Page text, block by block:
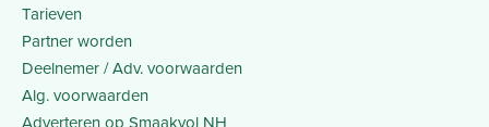
Tarieven
Partner worden
Deelnemer / Adv. voorwaarden
Alg. voorwaarden
Adverteren op Smaakvol NH